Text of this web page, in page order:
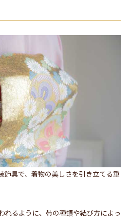
飾具で、着物の美しさを引き立てる重
れるように、帯の種類や結び方によっ